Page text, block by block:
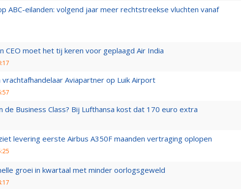
ABC-eilanden: volgend jaar meer rechtstreekse vluchten vanaf
CEO moet het tij keren voor geplaagd Air India
vrachtafhandelaar Aviapartner op Luik Airport
de Business Class? Bij Lufthansa kost dat 170 euro extra
levering eerste Airbus A350F maanden vertraging oplopen
groei in kwartaal met minder oorlogsgeweld